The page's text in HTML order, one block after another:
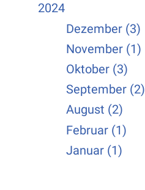
2024
Dezember (3)
November (1)
Oktober (3)
September (2)
August (2)
Februar (1)
Januar (1)